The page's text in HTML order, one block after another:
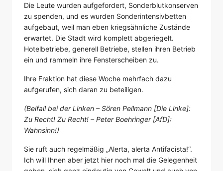
Die Leute wurden aufgefordert, Sonderblutkonserven
zu spenden, und es wurden Sonderintensivbetten
aufgebaut, weil man eben kriegsähnliche Zustände
erwartet. Die Stadt wird komplett abgeriegelt.
Hotelbetriebe, generell Betriebe, stellen ihren Betrieb
ein und rammeln ihre Fensterscheiben zu.
Ihre Fraktion hat diese Woche mehrfach dazu
aufgerufen, sich daran zu beteiligen.
(Beifall bei der Linken – Sören Pellmann [Die Linke]:
Zu Recht! Zu Recht! – Peter Boehringer [AfD]:
Wahnsinn!)
Sie ruft auch regelmäßig „Alerta, alerta Antifacista!“.
Ich will Ihnen aber jetzt hier noch mal die Gelegenheit